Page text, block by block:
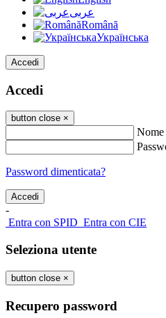
عربى
Română
Українська
Accedi
Accedi
button close ×
Nome
Password dimenticata?
-
Entra con SPID Entra con CIE
Seleziona utente
button close ×
Recupero password